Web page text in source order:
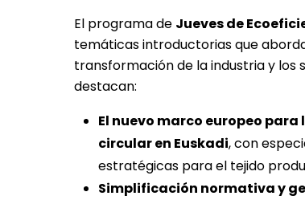
El programa de Jueves de
temáticas introductorias que
transformación de la industria y los
destacan:
El nuevo marco europeo
circular en Euskadi,con
estratégicas para el tejido
Simplificación normativa y